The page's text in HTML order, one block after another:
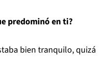
predominó en ti?
bien tranquilo, quizá